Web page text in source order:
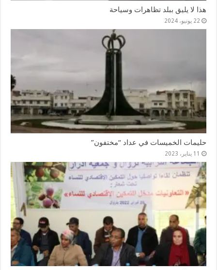
هذا لا يليق ببلد تظاهرات وسياحة
22 يونيو، 2024
حليمات الخميسات في عداد “مختفون”
11 يناير، 2023